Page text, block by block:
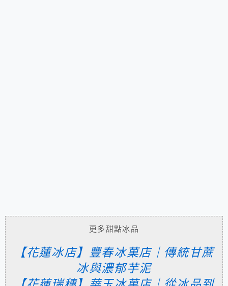
更多甜點冰品
【花蓮冰店】豐春冰菓店｜傳統甘蔗
冰與濃郁芋泥